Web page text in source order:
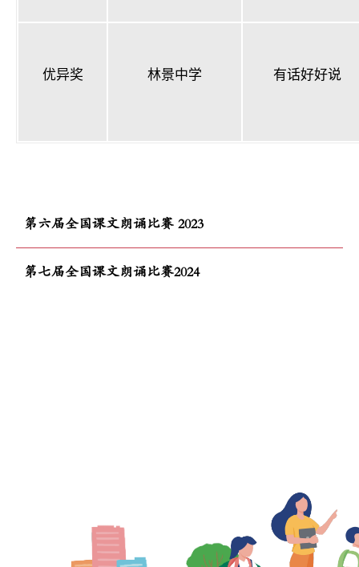
优异奖 林景中学 有话好好说
第六届全国课文朗诵比赛 2023
第七届全国课文朗诵比赛2024